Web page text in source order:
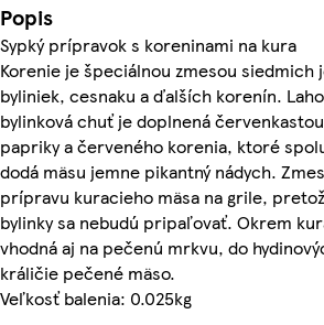
Popis
Sypký prípravok s koreninami na kura
Korenie je špeciálnou zmesou siedmich
byliniek, cesnaku a ďalších korenín.
bylinková chuť je doplnená
papriky a červeného korenia, ktoré
dodá mäsu jemne pikantný nádych.
prípravu kuracieho mäsa na grile,
bylinky sa nebudú pripaľovať. Okrem
vhodná aj na pečenú mrkvu, do
králičie pečené mäso.
Veľkosť balenia: 0.025kg